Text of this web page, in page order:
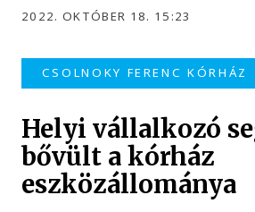
2022. OKTÓBER 18. 15:23
CSOLNOKY FERENC KÓRHÁZ
Helyi vállalkozó
bővült a kórház
eszközállománya